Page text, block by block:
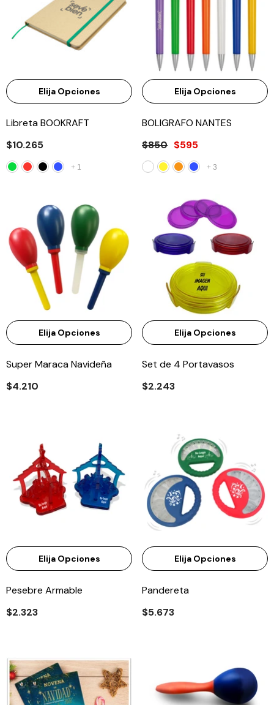
Elija Opciones
Libreta BOOKRAFT
$10.265
+ 1
Elija Opciones
BOLIGRAFO NANTES
$850 $595
+ 3
Elija Opciones
Super Maraca Navideña
$4.210
Elija Opciones
Set de 4 Portavasos
$2.243
Elija Opciones
Pesebre Armable
$2.323
Elija Opciones
Pandereta
$5.673